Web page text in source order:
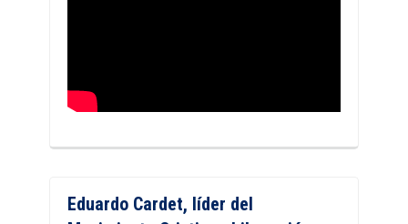
Eduardo Cardet, líder del